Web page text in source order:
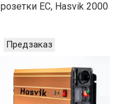
розетки ЕС, Hasvik 2000
Предзаказ